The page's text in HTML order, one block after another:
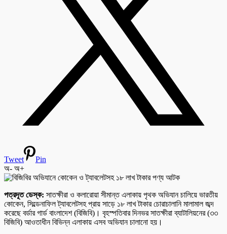
Tweet
Pin
অ- অ+
পত্রদূত ডেস্ক: সাতক্ষীরা ও কলারোয়া সীমান্ত এলাকায় পৃথক অভিযান চালিয়ে ভারতীয়
কোকেন, সিল্ডেনাফিল ট্যাবলেটসহ প্রায় সাড়ে ১৮ লাখ টাকার চোরাচালানি মালামাল জব্দ
করেছে বর্ডার গার্ড বাংলাদেশ (বিজিবি)। বৃহস্পতিবার দিনভর সাতক্ষীরা ব্যাটালিয়নের (৩৩
বিজিবি) আওতাধীন বিভিন্ন এলাকায় এসব অভিযান চালানো হয়।